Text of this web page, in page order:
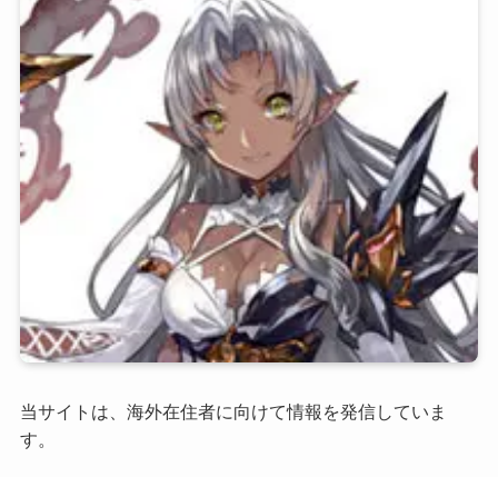
当サイトは、海外在住者に向けて情報を発信していま
す。